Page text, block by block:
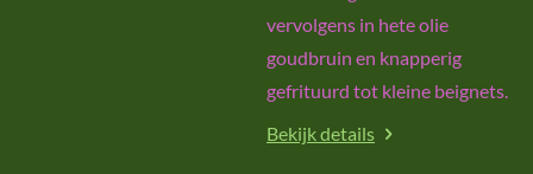
vervolgens in hete olie
goudbruin en knapperig
gefrituurd tot kleine beignets.
Bekijk details